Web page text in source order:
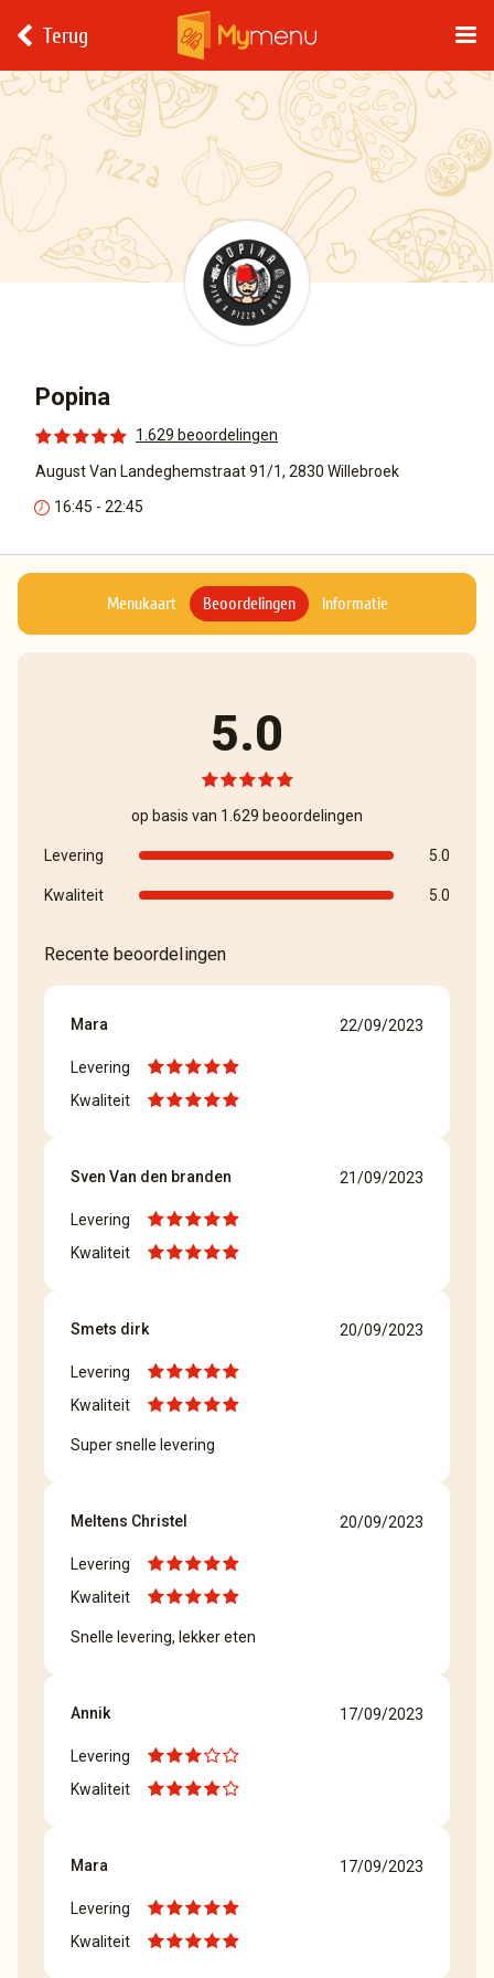
Terug
Popina
1.629 beoordelingen
August Van Landeghemstraat 91/1, 2830 Willebroek
16:45 - 22:45
Menukaart Beoordelingen Informatie
5.0
op basis van 1.629 beoordelingen
Levering 5.0
Kwaliteit 5.0
Recente beoordelingen
Mara 22/09/2023
Levering
Kwaliteit
Sven Van den branden 21/09/2023
Levering
Kwaliteit
Smets dirk 20/09/2023
Levering
Kwaliteit
Super snelle levering
Meltens Christel 20/09/2023
Levering
Kwaliteit
Snelle levering, lekker eten
Annik 17/09/2023
Levering
Kwaliteit
Mara 17/09/2023
Levering
Kwaliteit